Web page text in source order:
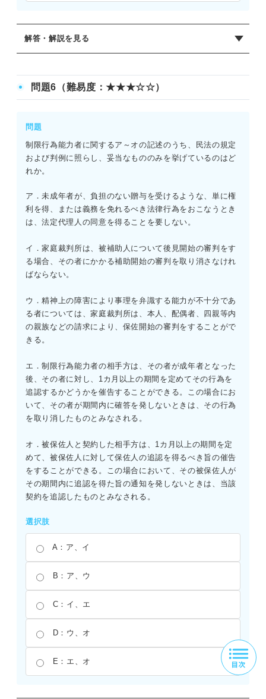
解答・解説を見る
A：× 予算には法律案のような再議決（3分の2以上）の規
定はない。衆議院の優越により、両院協議会でも一致しな
B：× 憲法91条は、国会および国民に対して、国の財政状
況を少なくとも毎年1回報告しなければならないと定めてい
る。
C：× 地方公共団体は、憲法および法律の範囲内で条例に
するものではない。
D：〇 憲法87条の規定である。予備費の設置にはあらか
じめ国会の議決が必要であり、その支出については事後に
E：× 憲法85条。国費の支出および国が債務を負担するに
は、すべて国会の議決にもとづく必要がある。例外は認め
られていない。
問題6（難易度：★★★☆☆）
問題
制限行為能力者に関するア～オの記述のうち、民法の規定
および判例に照らし、妥当なもののみを挙げているのはど
れか。
ア．未成年者が、負担のない贈与を受けるような、単に権
利を得、または義務を免れるべき法律行為をおこなうとき
は、法定代理人の同意を得ることを要しない。
イ．家庭裁判所は、被補助人について後見開始の審判をす
る場合、その者にかかる補助開始の審判を取り消さなけれ
ばならない。
ウ．精神上の障害により事理を弁識する能力が不十分であ
る者については、家庭裁判所は、本人、配偶者、四親等内
の親族などの請求により、保佐開始の審判をすることがで
きる。
エ．制限行為能力者の相手方は、その者が成年者となった
後、その者に対し、1カ月以上の期間を定めてその行為を
追認するかどうかを催告することができる。この場合にお
いて、その者が期間内に確答を発しないときは、その行為
を取り消したものとみなされる。
オ．被保佐人と契約した相手方は、1カ月以上の期間を定
めて、被保佐人に対して保佐人の追認を得るべき旨の催告
をすることができる。この場合において、その被保佐人が
その期間内に追認を得た旨の通知を発しないときは、当該
契約を追認したものとみなされる。
選択肢
A：ア、イ
B：ア、ウ
C：イ、エ
D：ウ、オ
E：エ、オ